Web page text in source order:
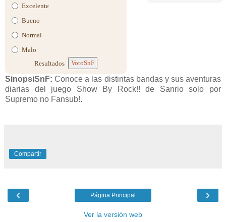
Excelente
Bueno
Normal
Malo
Resultados
VotoSnF
SinopsiSnF: Conoce a las distintas bandas y sus aventuras
diarias del juego Show By Rock!! de Sanrio solo por
Supremo no Fansub!.
Compartir
‹ ›
Página Principal
Ver la versión web